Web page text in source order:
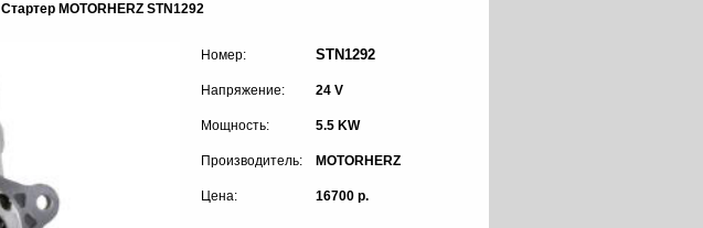
Стартер MOTORHERZ STN1292
Номер: STN1292
Напряжение: 24 V
Мощность: 5.5 KW
Производитель: MOTORHERZ
Цена: 16700 р.